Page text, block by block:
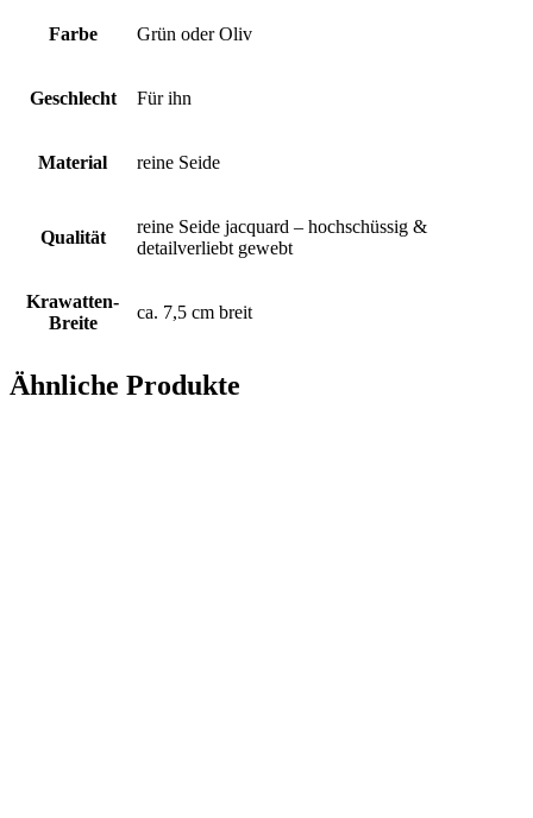
grün
Farbe Grün oder Oliv
Geschlecht Für ihn
Material reine Seide
Qualität
reine Seide jacquard – hochschüssig &
detailverliebt gewebt
Krawatten-
Breite
ca. 7,5 cm breit
Ähnliche Produkte